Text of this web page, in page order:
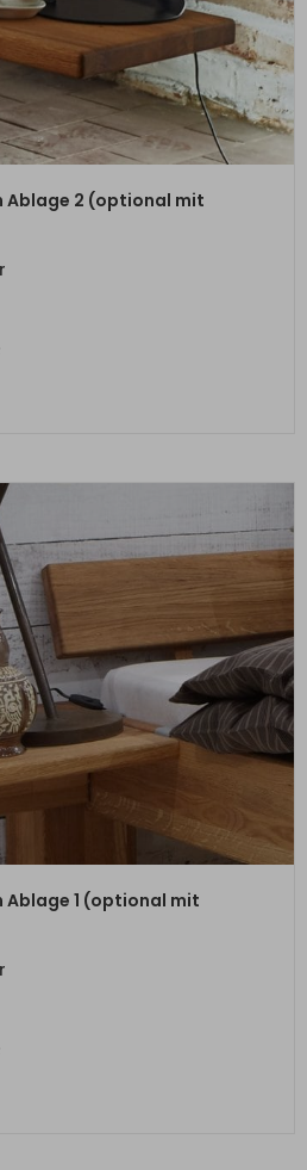
PRODUKT
Ablage 2 (optional mit
PRODUKT
Ablage 1 (optional mit